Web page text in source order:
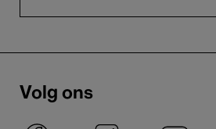
Volg ons